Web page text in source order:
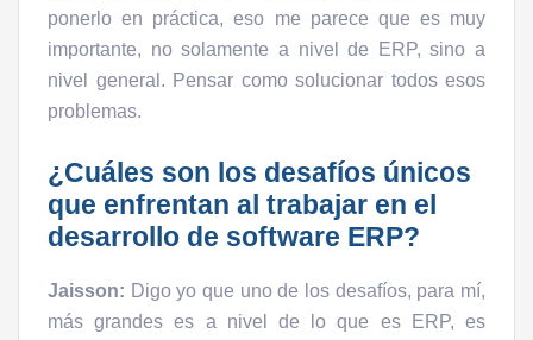
ponerlo en práctica, eso me parece que es muy
importante, no solamente a nivel de ERP, sino a
nivel general. Pensar como solucionar todos esos
problemas.
¿Cuáles son los desafíos únicos
que enfrentan al trabajar en el
desarrollo de software ERP?
Jaisson: Digo yo que uno de los desafíos, para mí,
más grandes es a nivel de lo que es ERP, es